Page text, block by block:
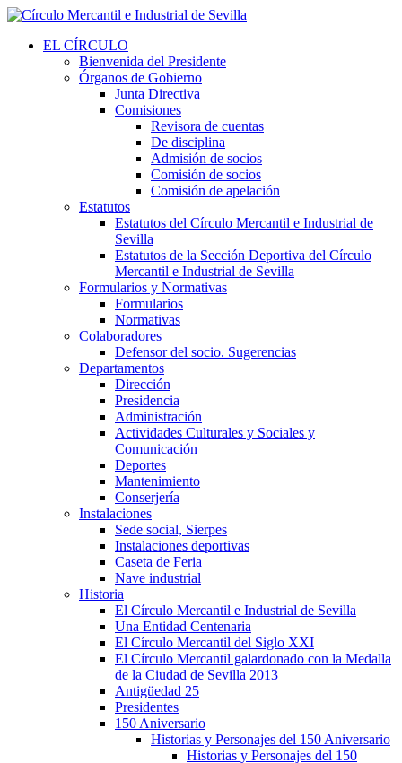
EL CÍRCULO
Bienvenida del Presidente
Órganos de Gobierno
Junta Directiva
Comisiones
Revisora de cuentas
De disciplina
Admisión de socios
Comisión de socios
Comisión de apelación
Estatutos
Estatutos del Círculo Mercantil e Industrial de
Sevilla
Estatutos de la Sección Deportiva del Círculo
Mercantil e Industrial de Sevilla
Formularios y Normativas
Formularios
Normativas
Colaboradores
Defensor del socio. Sugerencias
Departamentos
Dirección
Presidencia
Administración
Actividades Culturales y Sociales y
Comunicación
Deportes
Mantenimiento
Conserjería
Instalaciones
Sede social, Sierpes
Instalaciones deportivas
Caseta de Feria
Nave industrial
Historia
El Círculo Mercantil e Industrial de Sevilla
Una Entidad Centenaria
El Círculo Mercantil del Siglo XXI
El Círculo Mercantil galardonado con la Medalla
de la Ciudad de Sevilla 2013
Antigüedad 25
Presidentes
150 Aniversario
Historias y Personajes del 150 Aniversario
Historias y Personajes del 150